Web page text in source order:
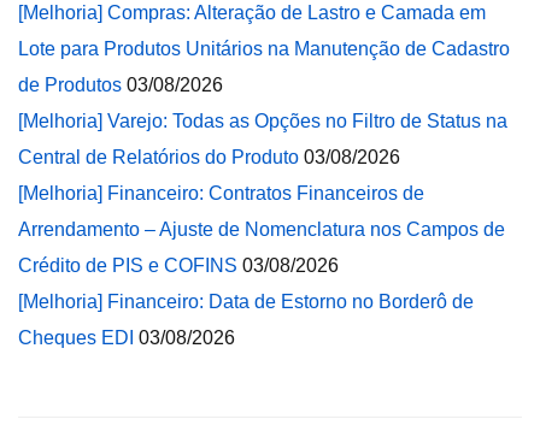
[Melhoria] Compras: Alteração de Lastro e Camada em
Lote para Produtos Unitários na Manutenção de Cadastro
de Produtos 03/08/2026
[Melhoria] Varejo: Todas as Opções no Filtro de Status na
Central de Relatórios do Produto 03/08/2026
[Melhoria] Financeiro: Contratos Financeiros de
Arrendamento – Ajuste de Nomenclatura nos Campos de
Crédito de PIS e COFINS 03/08/2026
[Melhoria] Financeiro: Data de Estorno no Borderô de
Cheques EDI 03/08/2026